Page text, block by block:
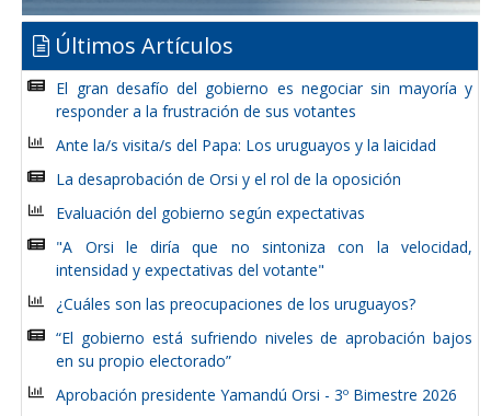
Últimos Artículos
El gran desafío del gobierno es negociar sin mayoría y
responder a la frustración de sus votantes
Ante la/s visita/s del Papa: Los uruguayos y la laicidad
La desaprobación de Orsi y el rol de la oposición
Evaluación del gobierno según expectativas
"A Orsi le diría que no sintoniza con la velocidad,
intensidad y expectativas del votante"
¿Cuáles son las preocupaciones de los uruguayos?
“El gobierno está sufriendo niveles de aprobación bajos
en su propio electorado”
Aprobación presidente Yamandú Orsi - 3º Bimestre 2026